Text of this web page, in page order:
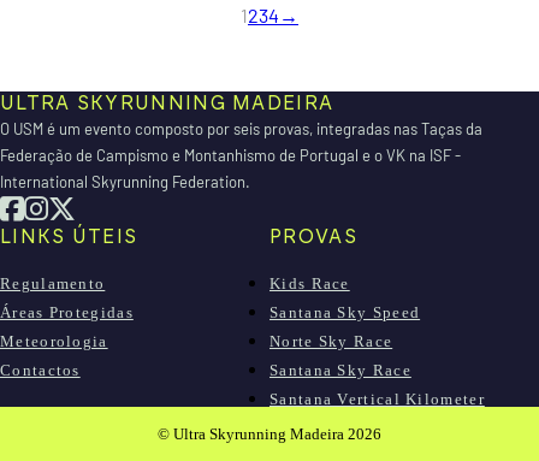
1234 →
ULTRA SKYRUNNING MADEIRA
O USM é um evento composto por seis provas, integradas nas Taças da
Federação de Campismo e Montanhismo de Portugal e o VK na ISF -
International Skyrunning Federation.
LINKS ÚTEIS
Regulamento
Áreas Protegidas
Meteorologia
Contactos
PROVAS
Kids Race
Santana Sky Speed
Norte Sky Race
Santana Sky Race
Santana Vertical Kilometer
Madeira Sky Race
© Ultra Skyrunning Madeira 2026